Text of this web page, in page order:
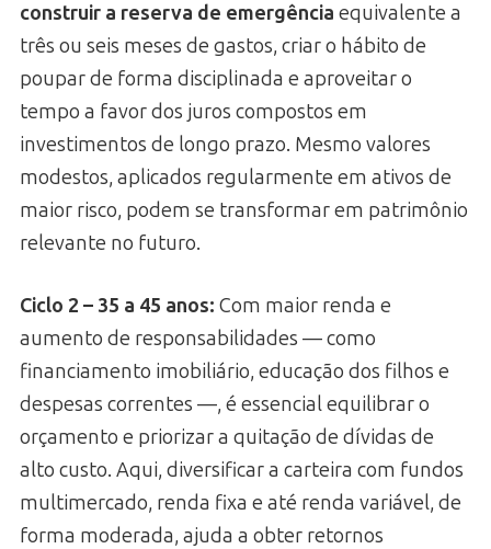
construir a reserva de emergência equivalente a
três ou seis meses de gastos, criar o hábito de
poupar de forma disciplinada e aproveitar o
tempo a favor dos juros compostos em
investimentos de longo prazo. Mesmo valores
modestos, aplicados regularmente em ativos de
maior risco, podem se transformar em patrimônio
relevante no futuro.
Ciclo 2 – 35 a 45 anos: Com maior renda e
aumento de responsabilidades — como
financiamento imobiliário, educação dos filhos e
despesas correntes —, é essencial equilibrar o
orçamento e priorizar a quitação de dívidas de
alto custo. Aqui, diversificar a carteira com fundos
multimercado, renda fixa e até renda variável, de
forma moderada, ajuda a obter retornos